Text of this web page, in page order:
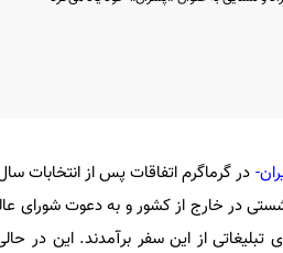
در گرماگرم اتفاقات پس از انتخابات سال 1388 همسر
در خارج از کشور و به دعوت شورای عالی
تبلیغاتی از این سفر برآمدند. این